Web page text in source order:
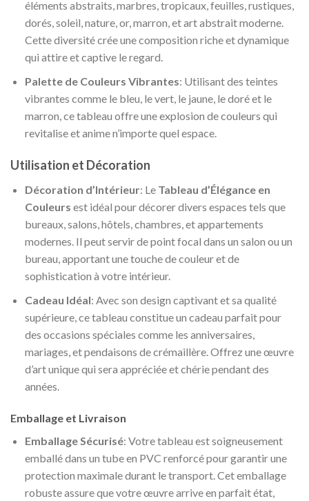
éléments abstraits, marbres, tropicaux, feuilles, rustiques,
dorés, soleil, nature, or, marron, et art abstrait moderne.
Cette diversité crée une composition riche et dynamique
qui attire et captive le regard.
Palette de Couleurs Vibrantes: Utilisant des teintes
vibrantes comme le bleu, le vert, le jaune, le doré et le
marron, ce tableau offre une explosion de couleurs qui
revitalise et anime n’importe quel espace.
Utilisation et Décoration
Décoration d’Intérieur: Le Tableau d’Élégance en
Couleurs est idéal pour décorer divers espaces tels que
bureaux, salons, hôtels, chambres, et appartements
modernes. Il peut servir de point focal dans un salon ou un
bureau, apportant une touche de couleur et de
sophistication à votre intérieur.
Cadeau Idéal: Avec son design captivant et sa qualité
supérieure, ce tableau constitue un cadeau parfait pour
des occasions spéciales comme les anniversaires,
mariages, et pendaisons de crémaillère. Offrez une œuvre
d’art unique qui sera appréciée et chérie pendant des
années.
Emballage et Livraison
Emballage Sécurisé: Votre tableau est soigneusement
emballé dans un tube en PVC renforcé pour garantir une
protection maximale durant le transport. Cet emballage
robuste assure que votre œuvre arrive en parfait état,